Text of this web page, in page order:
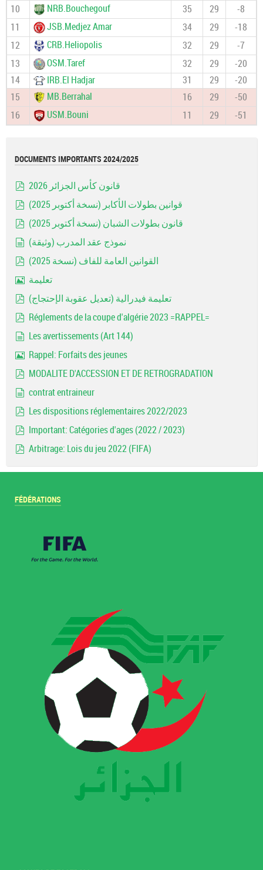
10 NRB.Bouchegouf 35 29
-8
11
JSB.Medjez Amar 34 29
-18
12
CRB.Heliopolis 32 29
-7
13
OSM.Taref 32 29
-20
14
IRB.El Hadjar 31 29
-20
15
MB.Berrahal 16 29
-50
16
USM.Bouni 11 29 -51
DOCUMENTS IMPORTANTS 2024/2025
قانون كأس الجزائر 2026
قوانين بطولات الأكابر (نسخة أكتوبر 2025)
قانون بطولات الشبان (نسخة أكتوبر 2025)
نموذج عقد المدرب (وثيقة)
القوانين العامة للفاف (نسخة 2025)
تعليمة
تعليمة فيدرالية (تعديل عقوبة الإحتجاج)
Réglements de la coupe d'algérie 2023 =RAPPEL=
Les avertissements (Art 144)
Rappel: Forfaits des jeunes
MODALITE D'ACCESSION ET DE RETROGRADATION
contrat entraineur
Les dispositions réglementaires 2022/2023
Important: Catégories d'ages (2022 / 2023)
Arbitrage: Lois du jeu 2022 (FIFA)
FÉDÉRATIONS